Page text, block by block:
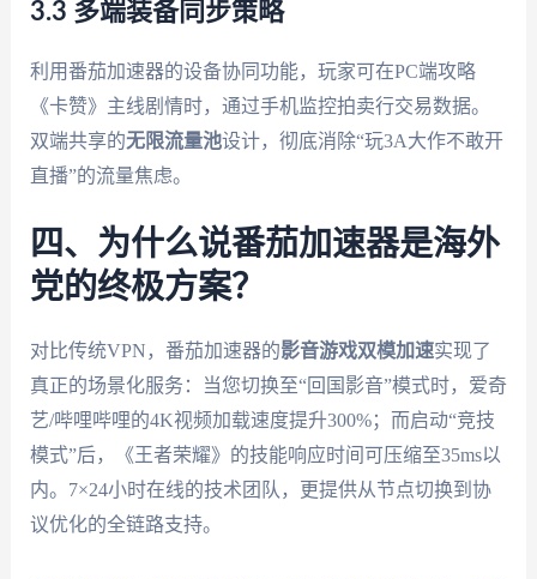
3.3 多端装备同步策略
利用番茄加速器的设备协同功能，玩家可在PC端攻略
《卡赞》主线剧情时，通过手机监控拍卖行交易数据。
双端共享的无限流量池设计，彻底消除“玩3A大作不敢开
直播”的流量焦虑。
四、为什么说番茄加速器是海外
党的终极方案？
对比传统VPN，番茄加速器的影音游戏双模加速实现了
真正的场景化服务：当您切换至“回国影音”模式时，爱奇
艺/哔哩哔哩的4K视频加载速度提升300%；而启动“竞技
模式”后，《王者荣耀》的技能响应时间可压缩至35ms以
内。7×24小时在线的技术团队，更提供从节点切换到协
议优化的全链路支持。